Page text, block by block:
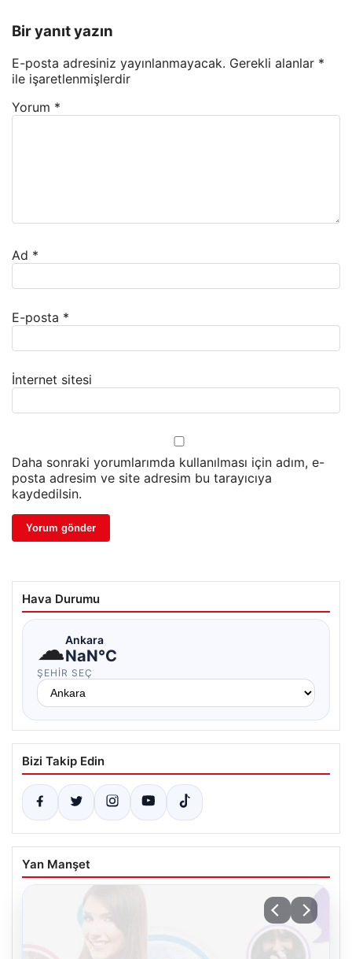
Bir yanıt yazın
E-posta adresiniz yayınlanmayacak. Gerekli alanlar *
ile işaretlenmişlerdir
Yorum *
Ad *
E-posta *
İnternet sitesi
Daha sonraki yorumlarımda kullanılması için adım, e-
posta adresim ve site adresim bu tarayıcıya
kaydedilsin.
Hava Durumu
☁Ankara
NaN°C
ŞEHIR SEÇ
Bizi Takip Edin
Yan Manşet